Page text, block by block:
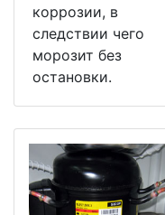
коррозии, в
следствии чего
морозит без
остановки.